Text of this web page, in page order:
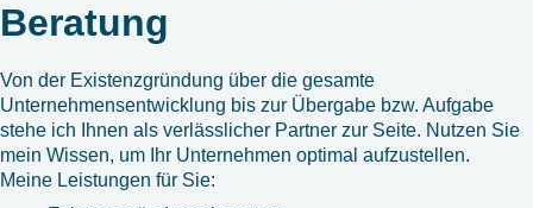
Beratung
Von der Existenzgründung über die gesamte
Unternehmensentwicklung bis zur Übergabe bzw. Aufgabe
stehe ich Ihnen als verlässlicher Partner zur Seite. Nutzen Sie
mein Wissen, um Ihr Unternehmen optimal aufzustellen.
Meine Leistungen für Sie: